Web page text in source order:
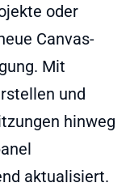
oder
Canvas-
Mit
und
hinweg
aktualisiert.